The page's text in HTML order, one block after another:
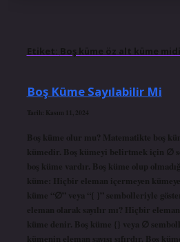
Etiket: Boş küme öz alt küme
Boş Küme Sayılabilir Mi
Tarih: Kasım 11, 2024
Boş küme olur mu? Matematikte boş
kümedir. Boş kümeyi belirtmek için ∅
boş küme vardır. Boş küme olup
küme: Hiçbir eleman içermeyen
küme “∅” veya “{ }” sembolleriyle
eleman olarak sayılır mı? Hiçbir
küme denir. Boş küme {} veya ∅
kümenin eleman sayısı sıfırdır. Boş